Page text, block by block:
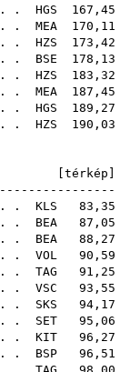
. . HGS
. MEA
. . HZS
. . BSE
. . HZS
. MEA
. HGS
. . HZS
[ térkép
. . KLS
. BEA
. . BEA
. . VOL
. . TAG
. . VSC
. SKS
. SET
. . KIT
. . BSP